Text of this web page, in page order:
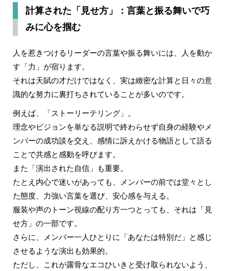
計算された「見せ方」：言葉と振る舞いで巧
みに心を掴む
人を惹きつけるリーダーの言葉や振る舞いには、人を動か
す「力」が宿ります。
それは天賦の才だけではなく、実は緻密な計算と日々の意
識的な努力に裏打ちされていることが多いのです。
例えば、 「ストーリーテリング」
。
理念やビジョンを単なる説明で終わらせず自身の経験やメ
ンバーの成功談を交え、感情に訴えかける物語として語る
ことで共感と感動を呼びます。
また「演出された自信」
も重要。
たとえ内心で迷いがあっても、メンバーの前では堂々とし
た態度、力強い言葉を選び、安心感を与える。
服装や声のトーン視線の配り方一つとっても、それは「見
せ方」の一部です。
さらに、メンバー一人ひとりに「あなたは特別だ」と感じ
させるような演出 も効果的。
ただし、これが露骨なエコひいきと受け取られないよう、